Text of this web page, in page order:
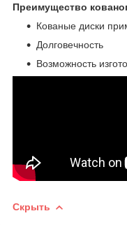
Преимущество
Кованые диски
Долговечность
Возможность
Скрыть